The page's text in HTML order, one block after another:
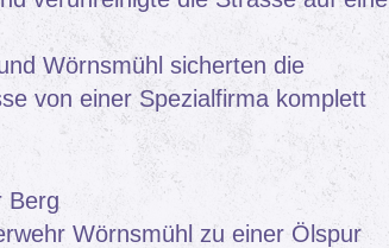
Wörnsmühl sicherten die
von einer Spezialfirma komplett
Berg
Wörnsmühl zu einer Ölspur